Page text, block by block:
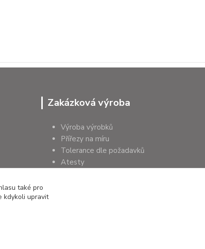
Zakázková výroba
Výroba výrobků
Přířezy na míru
Tolerance dle požadavků
Atesty
také pro
kdykoli upravit